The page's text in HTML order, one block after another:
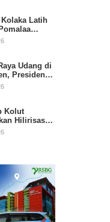
Kolaka Latih
Produk
Udang di
Presiden
Tekankan
Kolut
Hilirisasi
Kelapa,